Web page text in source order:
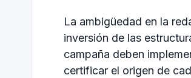
La ambigüedad en la
inversión de las
campaña deben
certificar el origen de